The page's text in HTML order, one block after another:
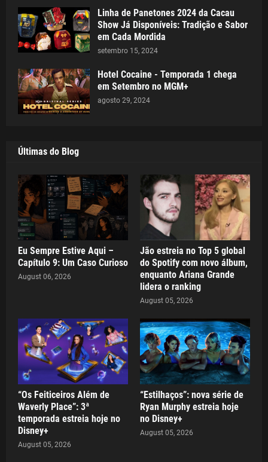
Linha de Panetones 2024 da Cacau
Show Já Disponíveis: Tradição e Sabor
em Cada Mordida
setembro 15, 2024
Hotel Cocaine - Temporada 1 chega
em Setembro no MGM+
agosto 29, 2024
Últimas do Blog
Eu Sempre Estive Aqui –
Capítulo 9: Um Caso Curioso
August 06, 2026
Jão estreia no Top 5 global
do Spotify com novo álbum,
enquanto Ariana Grande
lidera o ranking
August 05, 2026
“Os Feiticeiros Além de
Waverly Place”: 3ª
temporada estreia hoje no
Disney+
August 05, 2026
“Estilhaços”: nova série de
Ryan Murphy estreia hoje
no Disney+
August 05, 2026